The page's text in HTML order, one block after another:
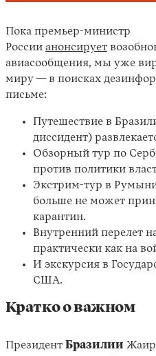
Instagram
X Facebook
YouTube
Пока премьер-министр
России анонсирует
авиасообщения, мы уже
миру—в поисках
письме:
Путешествие в
диссидент)
Обзорный тур по
против политики
Экстрим-тур в
больше не может
карантин.
Внутренний перелет
практически как на
И экскурсия в
США.
Кратко о важном
Президент Бразилии Жаир